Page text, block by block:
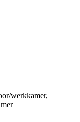
werkkamer,